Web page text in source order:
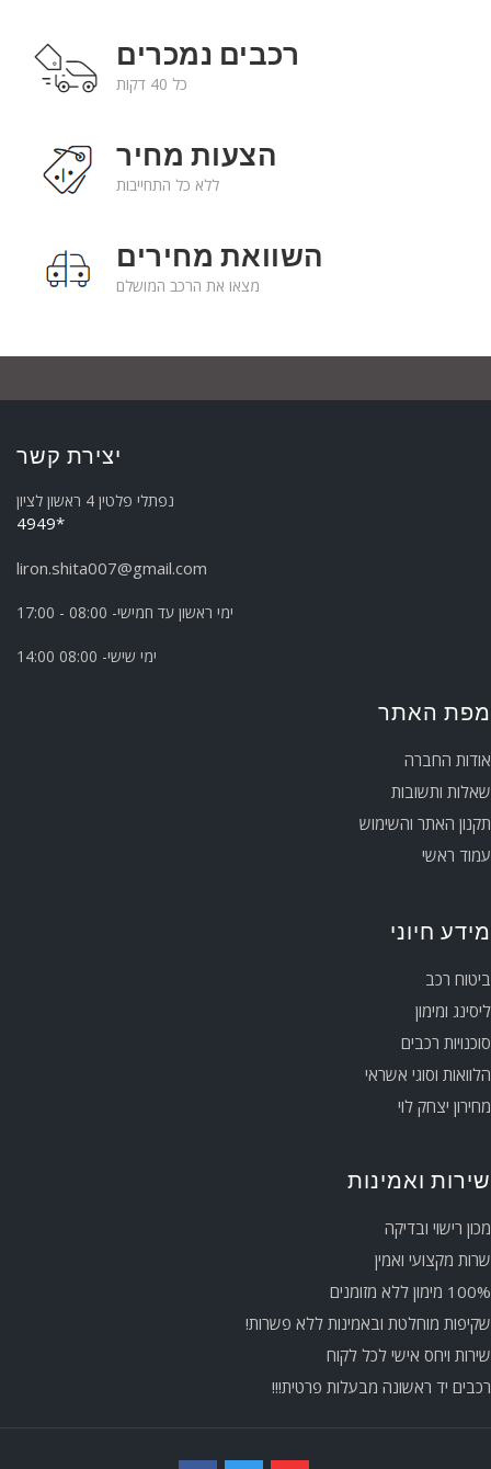
רכבים נמכרים
כל 40 דקות
הצעות מחיר
ללא כל התחייבות
השוואת מחירים
מצאו את הרכב המושלם
יצירת קשר
נפתלי פלטין 4 ראשון לציון
*4949
liron.shita007@gmail.com
ימי ראשון עד חמישי- 08:00 - 17:00
ימי שישי- 08:00 14:00
מפת האתר
אודות החברה
שאלות ותשובות
תקנון האתר והשימוש
עמוד ראשי
מידע חיוני
ביטוח רכב
ליסינג ומימון
סוכנויות רכבים
הלוואות וסוגי אשראי
מחירון יצחק לוי
שירות ואמינות
מכון רישוי ובדיקה
שרות מקצועי ואמין
100% מימון ללא מזומנים
שקיפות מוחלטת ובאמינות ללא פשרות!
שירות ויחס אישי לכל לקוח
רכבים יד ראשונה מבעלות פרטית!!!